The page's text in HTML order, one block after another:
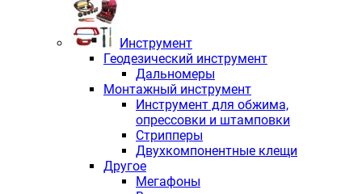
Инструмент
Геодезический инструмент
Дальномеры
Монтажный инструмент
Инструмент для обжима,
опрессовки и штамповки
Стрипперы
Двухкомпонентные клещи
Другое
Мегафоны